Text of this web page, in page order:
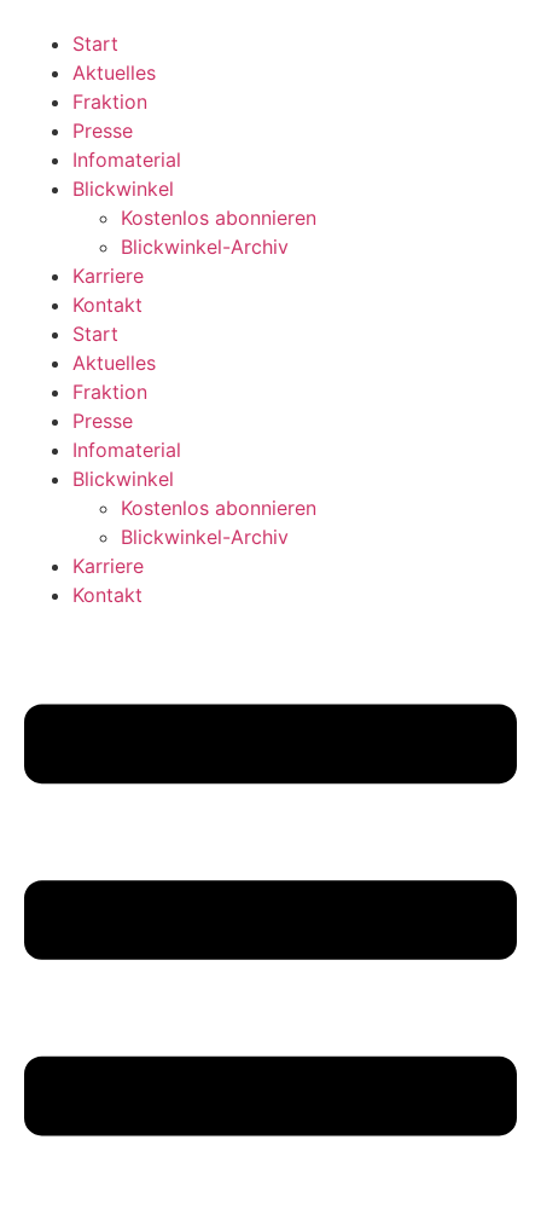
wechseln
Start
Aktuelles
Fraktion
Presse
Infomaterial
Blickwinkel
Kostenlos abonnieren
Blickwinkel-Archiv
Karriere
Kontakt
Start
Aktuelles
Fraktion
Presse
Infomaterial
Blickwinkel
Kostenlos abonnieren
Blickwinkel-Archiv
Karriere
Kontakt